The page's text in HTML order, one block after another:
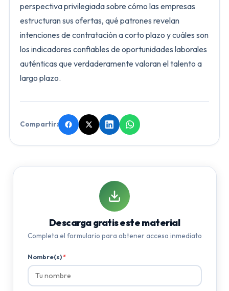
perspectiva privilegiada sobre cómo las empresas
estructuran sus ofertas, qué patrones revelan
intenciones de contratación a corto plazo y cuáles son
los indicadores confiables de oportunidades laborales
auténticas que verdaderamente valoran el talento a
largo plazo.
Compartir:
Descarga gratis este material
Completa el formulario para obtener acceso inmediato
Nombre(s) *